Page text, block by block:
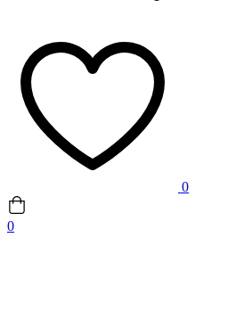
0
0